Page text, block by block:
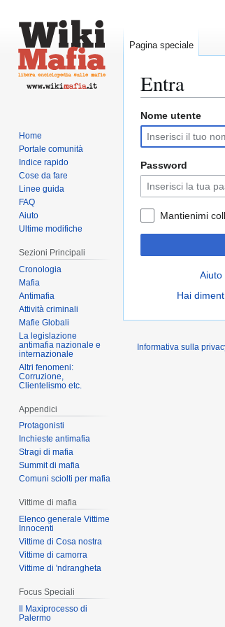
Entra
Vai
alla
navigazione
Vai
alla
ricerca
Nome utente
Password
Mantienimi
Aiuto
Hai
Pagina speciale
Home
Portale comunità
Indice rapido
Cose da fare
Linee guida
FAQ
Aiuto
Ultime modifiche
Sezioni Principali
Cronologia
Mafia
Antimafia
Attività criminali
Mafie Globali
La legislazione
antimafia nazionale e
internazionale
Altri fenomeni:
Corruzione,
Clientelismo etc.
Appendici
Protagonisti
Inchieste antimafia
Stragi di mafia
Summit di mafia
Comuni sciolti per mafia
Vittime di mafia
Elenco generale Vittime
Innocenti
Vittime di Cosa nostra
Vittime di camorra
Vittime di 'ndrangheta
Focus Speciali
Il Maxiprocesso di
Palermo
Informativa sulla